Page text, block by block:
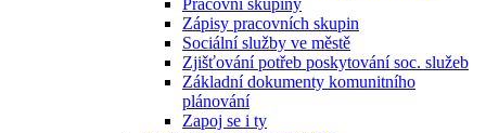
Pracovní skupiny
Zápisy pracovních skupin
Sociální služby ve městě
Zjišťování potřeb poskytování soc. služeb
Základní dokumenty komunitního
plánování
Zapoj se i ty